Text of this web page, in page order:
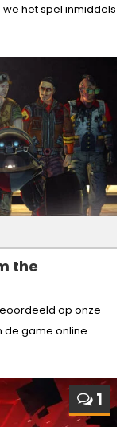
het spel inmiddels
the
op onze
de game online
1